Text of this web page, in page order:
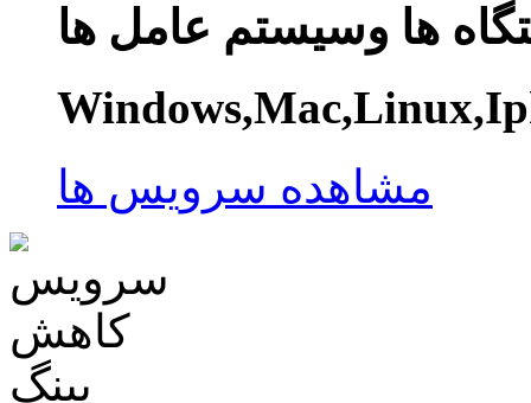
ها وسیستم عامل ها
مشاهده سرویس ها